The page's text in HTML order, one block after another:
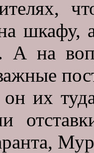
шкафу,
А на
он их